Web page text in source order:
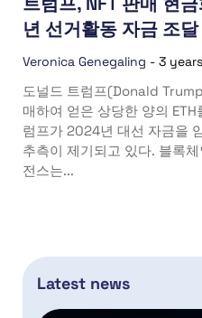
년 선거활동 자금 조
Veronica Genegaling - 3
도널드 트럼프(Donald
매하여 얻은 상당한 양의
럼프가 2024년 대선 자금을
추측이 제기되고 있다. 블록
전스는...
Latest news